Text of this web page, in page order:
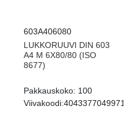
603A406080
LUKKORUUVI DIN 603
A4 M 6X80/80 (ISO
8677)
Pakkauskoko: 100
Viivakoodi:4043377049971